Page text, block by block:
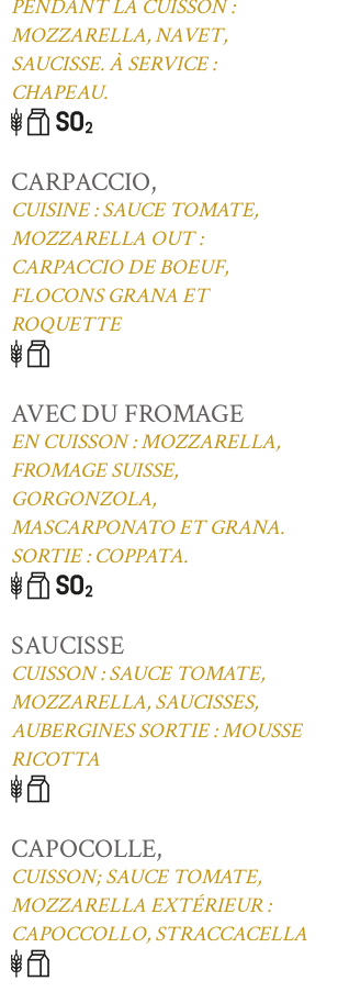
PENDANT LA CUISSON :
MOZZARELLA, NAVET,
SAUCISSE. À SERVICE :
CHAPEAU.
CARPACCIO,
CUISINE : SAUCE TOMATE,
MOZZARELLA OUT :
CARPACCIO DE BOEUF,
FLOCONS GRANA ET
ROQUETTE
AVEC DU FROMAGE
EN CUISSON : MOZZARELLA,
FROMAGE SUISSE,
GORGONZOLA,
MASCARPONATO ET GRANA.
SORTIE : COPPATA.
SAUCISSE
CUISSON : SAUCE TOMATE,
MOZZARELLA, SAUCISSES,
AUBERGINES SORTIE : MOUSSE
RICOTTA
CAPOCOLLE,
CUISSON; SAUCE TOMATE,
MOZZARELLA EXTÉRIEUR :
CAPOCCOLLO, STRACCACELLA